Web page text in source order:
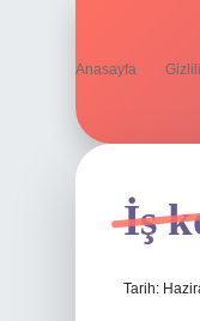
Anasayfa
İş
Tarih: